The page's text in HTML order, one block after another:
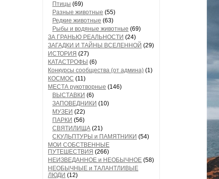
Птицы (69)
Разные животные (55)
Редкие животные (63)
Рыбы и водяные животные (69)
ЗА ГРАНЬЮ РЕАЛЬНОСТИ (24)
ЗАГАДКИ И ТАЙНЫ ВСЕЛЕННОЙ (29)
ИСТОРИЯ (27)
КАТАСТРОФЫ (6)
Конкурсы сообщества (от админа) (1)
КОСМОС (11)
МЕСТА рукотворные (146)
ВЫСТАВКИ (6)
ЗАПОВЕДНИКИ (10)
МУЗЕИ (22)
ПАРКИ (56)
СВЯТИЛИЩА (21)
СКУЛЬПТУРЫ и ПАМЯТНИКИ (54)
МОИ СОБСТВЕННЫЕ
ПУТЕШЕСТВИЯ (266)
НЕИЗВЕДАННОЕ и НЕОБЫЧНОЕ (58)
НЕОБЫЧНЫЕ и ТАЛАНТЛИВЫЕ
ЛЮДИ (12)